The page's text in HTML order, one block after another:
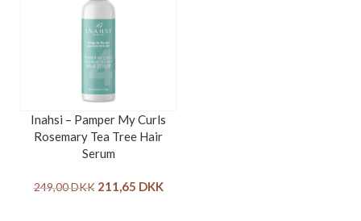
Inahsi – Pamper My Curls
Rosemary Tea Tree Hair
Serum
249,00DKK 211,65 DKK